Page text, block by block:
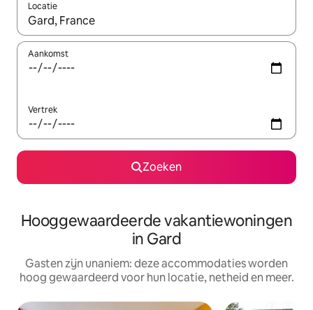
Locatie
Wanneer er resultaten beschikbaar zijn, maak je een keuze
Aankomst
Vertrek
Zoeken
Hooggewaardeerde vakantiewoningen
in Gard
Gasten zijn unaniem: deze accommodaties worden
hoog gewaardeerd voor hun locatie, netheid en meer.